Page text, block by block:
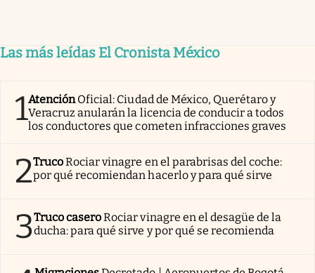
Las más leídas El Cronista México
1AtenciónOficial: Ciudad de México, Querétaro y
Veracruz anularán la licencia de conducir a todos
los conductores que cometen infracciones graves
2TrucoRociar vinagre en el parabrisas del coche:
por qué recomiendan hacerlo y para qué sirve
3Truco caseroRociar vinagre en el desagüe de la
ducha: para qué sirve y por qué se recomienda